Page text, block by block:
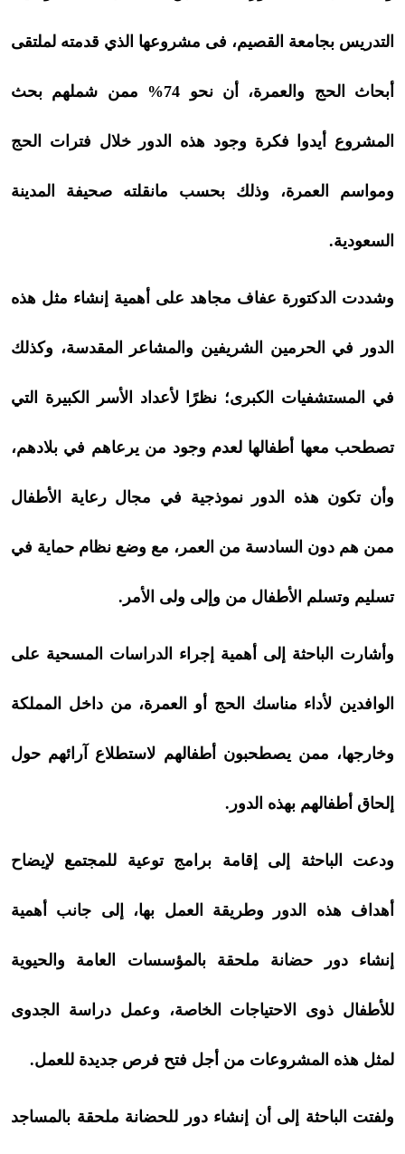
التدريس بجامعة القصيم، فى مشروعها الذي قدمته لملتقى
أبحاث الحج والعمرة، أن نحو 74% ممن شملهم بحث
المشروع أيدوا فكرة وجود هذه الدور خلال فترات الحج
ومواسم العمرة، وذلك بحسب مانقلته صحيفة المدينة
السعودية.
وشددت الدكتورة عفاف مجاهد على أهمية إنشاء مثل هذه
الدور في الحرمين الشريفين والمشاعر المقدسة، وكذلك
في المستشفيات الكبرى؛ نظرًا لأعداد الأسر الكبيرة التي
تصطحب معها أطفالها لعدم وجود من يرعاهم في بلادهم،
وأن تكون هذه الدور نموذجية في مجال رعاية الأطفال
ممن هم دون السادسة من العمر، مع وضع نظام حماية في
تسليم وتسلم الأطفال من وإلى ولى الأمر.
وأشارت الباحثة إلى أهمية إجراء الدراسات المسحية على
الوافدين لأداء مناسك الحج أو العمرة، من داخل المملكة
وخارجها، ممن يصطحبون أطفالهم لاستطلاع آرائهم حول
إلحاق أطفالهم بهذه الدور.
ودعت الباحثة إلى إقامة برامج توعية للمجتمع لإيضاح
أهداف هذه الدور وطريقة العمل بها، إلى جانب أهمية
إنشاء دور حضانة ملحقة بالمؤسسات العامة والحيوية
للأطفال ذوى الاحتياجات الخاصة، وعمل دراسة الجدوى
لمثل هذه المشروعات من أجل فتح فرص جديدة للعمل.
ولفتت الباحثة إلى أن إنشاء دور للحضانة ملحقة بالمساجد